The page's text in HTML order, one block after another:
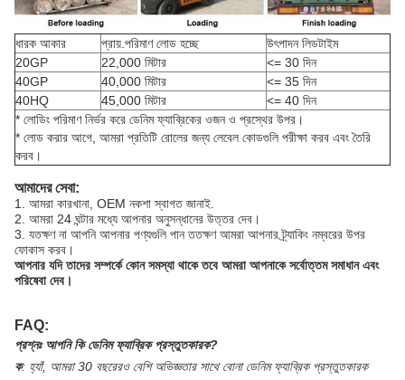
ধারক আকার প্রায়.পরিমাণ লোড হচ্ছে
উৎপাদন লিডটাইম
20GP
22,000 মিটার
<= 30 দিন
40GP
40,000 মিটার
<= 35 দিন
40HQ
45,000 মিটার
<= 40 দিন
* লোডিং পরিমাণ নির্ভর করে ডেনিম ফ্যাব্রিকের ওজন ও প্রস্থের উপর।
* লোড করার আগে, আমরা প্রতিটি রোলের জন্য লেবেল কোডগুলি পরীক্ষা করব এবং তৈরি
করব।
আমাদের সেবা:
1. আমরা কারখানা, OEM নকশা স্বাগত জানাই.
2. আমরা 24 ঘন্টার মধ্যে আপনার অনুসন্ধানের উত্তর দেব।
3. যতক্ষণ না আপনি আপনার পণ্যগুলি পান ততক্ষণ আমরা আপনার ট্র্যাকিং নম্বরের উপর
ফোকাস করব।
আপনার যদি তাদের সম্পর্কে কোন সমস্যা থাকে তবে আমরা আপনাকে সর্বোত্তম সমাধান এবং
পরিষেবা দেব।
FAQ:
প্রশ্নঃ আপনি কি ডেনিম ফ্যাব্রিক প্রস্তুতকারক?
ক: হ্যাঁ, আমরা 30 বছরেরও বেশি অভিজ্ঞতার সাথে বোনা ডেনিম ফ্যাব্রিক প্রস্তুতকারক